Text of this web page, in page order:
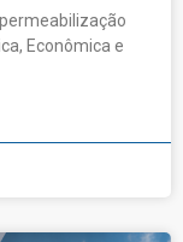
Econômica e